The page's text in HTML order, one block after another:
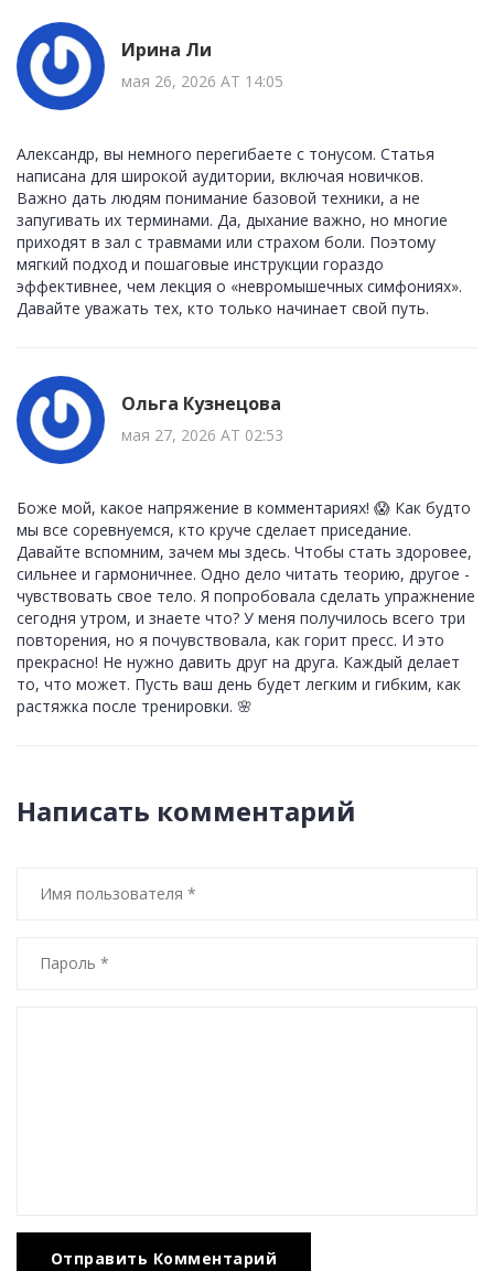
Ирина Ли
мая 26, 2026 AT 14:05
Александр, вы немного перегибаете с тонусом. Статья
написана для широкой аудитории, включая новичков.
Важно дать людям понимание базовой техники, а не
запугивать их терминами. Да, дыхание важно, но многие
приходят в зал с травмами или страхом боли. Поэтому
мягкий подход и пошаговые инструкции гораздо
эффективнее, чем лекция о «невромышечных симфониях».
Давайте уважать тех, кто только начинает свой путь.
Ольга Кузнецова
мая 27, 2026 AT 02:53
Боже мой, какое напряжение в комментариях! 😱 Как будто
мы все соревнуемся, кто круче сделает приседание.
Давайте вспомним, зачем мы здесь. Чтобы стать здоровее,
сильнее и гармоничнее. Одно дело читать теорию, другое -
чувствовать свое тело. Я попробовала сделать упражнение
сегодня утром, и знаете что? У меня получилось всего три
повторения, но я почувствовала, как горит пресс. И это
прекрасно! Не нужно давить друг на друга. Каждый делает
то, что может. Пусть ваш день будет легким и гибким, как
растяжка после тренировки. 🌸
Написать комментарий
Отправить Комментарий